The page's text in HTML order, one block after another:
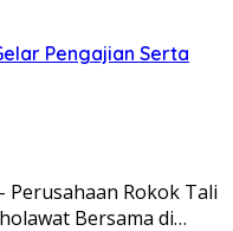
Pengajian Serta
Perusahaan Rokok Tali
Bersama di…